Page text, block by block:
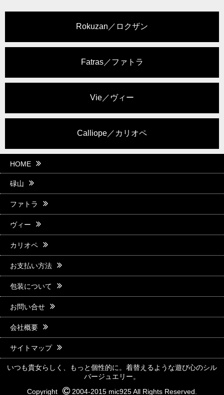
Rokuzan／ロクザン
Fatras／ファトラ
Vie／ヴィー
Calliope／カリオペ
HOME
碌山
ファトラ
ヴィー
カリオペ
お支払い方法
包装について
お問い合せ
会社概要
サイトマップ
いつも貴女らしく、もっと個性的に。着替えるような遊び心のシル
バージュエリー。
Copyright
2004-2015 mic925 All Rights Reserved.